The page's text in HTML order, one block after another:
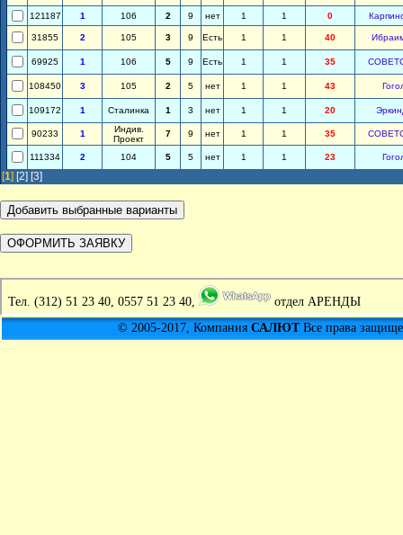
121187 1 106 2 9 нет 1 1 0
31855 2 105 3 9 Есть 1 1 40
69925 1 106 5 9 Есть 1 1 35
108450 3 105 2 5 нет 1 1 43
109172 1 Сталинка 1 3 нет 1 1 20
90233 1
Индив.
Проект
7 9 нет 1 1 35
111334 2 104 5 5 нет 1 1 23
[1] [2] [3]
Тел. (312) 51 23 40, 0557 51 23 40,
отдел АРЕНДЫ
© 2005-2017, Компания САЛЮТВсе права